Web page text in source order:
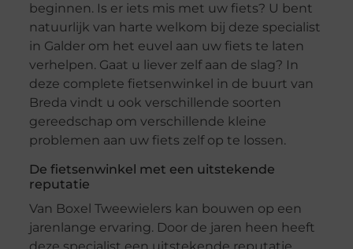
beginnen. Is er iets mis met uw fiets? U bent
natuurlijk van harte welkom bij deze specialist
in Galder om het euvel aan uw fiets te laten
verhelpen. Gaat u liever zelf aan de slag? In
deze complete fietsenwinkel in de buurt van
Breda vindt u ook verschillende soorten
gereedschap om verschillende kleine
problemen aan uw fiets zelf op te lossen.
De fietsenwinkel met een uitstekende
reputatie
Van Boxel Tweewielers kan bouwen op een
jarenlange ervaring. Door de jaren heen heeft